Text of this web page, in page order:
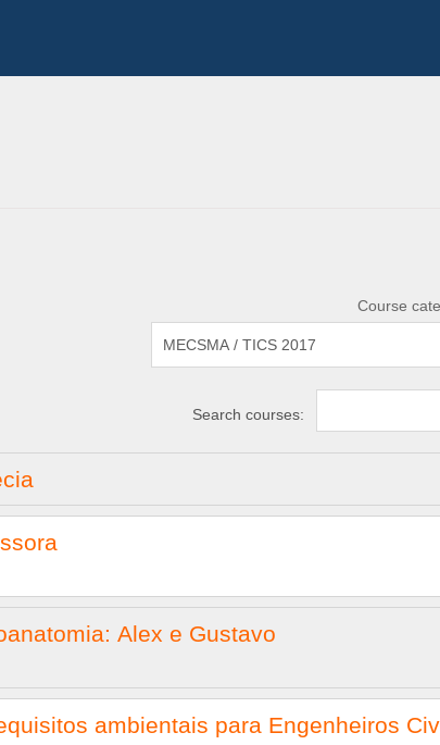
Course
Search courses:
Alex e Gustavo
ambientais para Engenheiros